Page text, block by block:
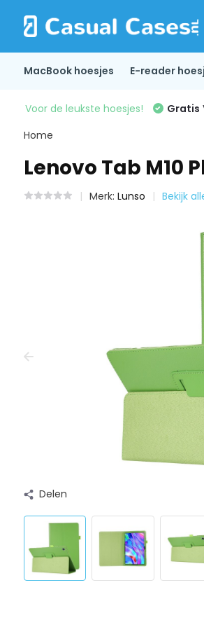
MacBook hoesjes E-reader
Voor de leukste hoesjes! Gratis
Home
Lenovo Tab M10
Merk: Lunso Bekijk
Delen